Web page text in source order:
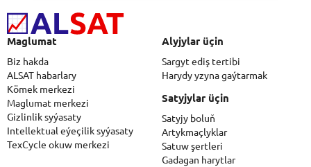
Maglumat
Biz hakda
ALSAT habarlary
Kömek merkezi
Maglumat merkezi
Gizlinlik syýasaty
Intellektual eýeçilik syýasaty
TexCycle okuw merkezi
Alyjylar üçin
Sargyt ediş tertibi
Harydy yzyna gaýtarmak
Satyjylar üçin
Satyjy boluň
Artykmaçlyklar
Satuw şertleri
Gadagan harytlar